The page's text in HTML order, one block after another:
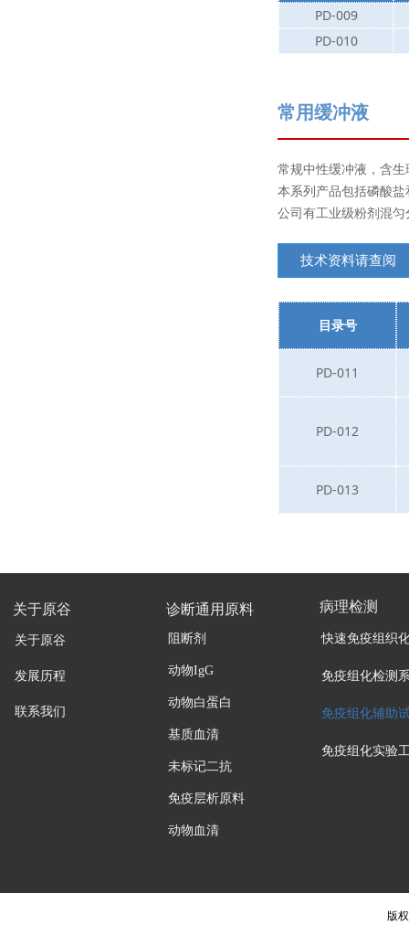
PD-009
PD-010
常用缓冲液
常规中性缓冲液，含
本系列产品包括磷酸
公司有工业级粉剂混
技术资料请查阅
目录号
PD-011
PD-012
PD-013
关于原谷
关于原谷
发展历程
联系我们
诊断通用原料
阻断剂
动物IgG
动物白蛋白
基质血清
未标记二抗
免疫层析原料
动物血清
病理检测
快速免疫组织
免疫组化检测
免疫组化辅助
免疫组化实验
版